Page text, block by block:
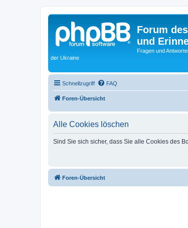
Forum
und
Fragen und
der Ukraine
Schnellzugriff FAQ
Foren-Übersicht
Alle Cookies löschen
Sind Sie sich sicher, dass Sie alle Cookies des
Foren-Übersicht